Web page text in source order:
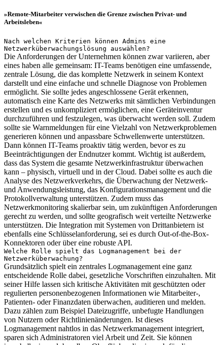
»Remote-Mitarbeiter verwischen die Grenze zwischen Privat- und
Arbeitsleben«
Nach welchen Kriterien können Admins eine
Netzwerküberwachungslösung auswählen?
Die Anforderungen der Unternehmen können zwar variieren, aber
eines haben alle gemeinsam: IT-Teams benötigen eine umfassende,
zentrale Lösung, die das komplette Netzwerk in seinem Kontext
darstellt und eine einfache und schnelle Diagnose von Problemen
ermöglicht. Sie sollte jedes angeschlossene Gerät erkennen,
automatisch eine Karte des Netzwerks mit sämtlichen Verbindungen
erstellen und es unkompliziert ermöglichen, eine Geräteinventur
durchzuführen und festzulegen, was überwacht werden soll. Zudem
sollte sie Warnmeldungen für eine Vielzahl von Netzwerkproblemen
generieren können und anpassbare Schwellenwerte unterstützen.
Dann können IT-Teams proaktiv tätig werden, bevor es zu
Beeinträchtigungen der Endnutzer kommt. Wichtig ist außerdem,
dass das System die gesamte Netzwerkinfrastruktur überwachen
kann – physisch, virtuell und in der Cloud. Dabei sollte es auch die
Analyse des Netzwerkverkehrs, die Überwachung der Netzwerk-
und Anwendungsleistung, das Konfigurationsmanagement und die
Protokollverwaltung unterstützen. Zudem muss das
Netzwerkmonitoring skalierbar sein, um zukünftigen Anforderungen
gerecht zu werden, und sollte geografisch weit verteilte Netzwerke
unterstützen. Die Integration mit Systemen von Drittanbietern ist
ebenfalls eine Schlüsselanforderung, sei es durch Out-of-the-Box-
Konnektoren oder über eine robuste API.
Welche Rolle spielt das Logmanagement bei der
Netzwerküberwachung?
Grundsätzlich spielt ein zentrales Logmanagement eine ganz
entscheidende Rolle dabei, gesetzliche Vorschriften einzuhalten. Mit
seiner Hilfe lassen sich kritische Aktivitäten mit geschützten oder
regulierten personenbezogenen Informationen wie Mitarbeiter-,
Patienten- oder Finanzdaten überwachen, auditieren und melden.
Dazu zählen zum Beispiel Dateizugriffe, un­befugte Handlungen
von Nutzern oder Richtlinienänderungen. Ist dieses
Logmanagement nahtlos in das Netzwerkmanagement integriert,
sparen sich Administratoren viel Arbeit und Zeit. Sie können